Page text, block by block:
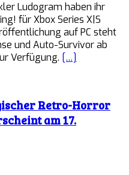
Ludogram haben ihr
für Xbox Series X|S
auf PC steht
und Auto-Survivor ab
Verfügung. […]
Retro-Horror
am 17.